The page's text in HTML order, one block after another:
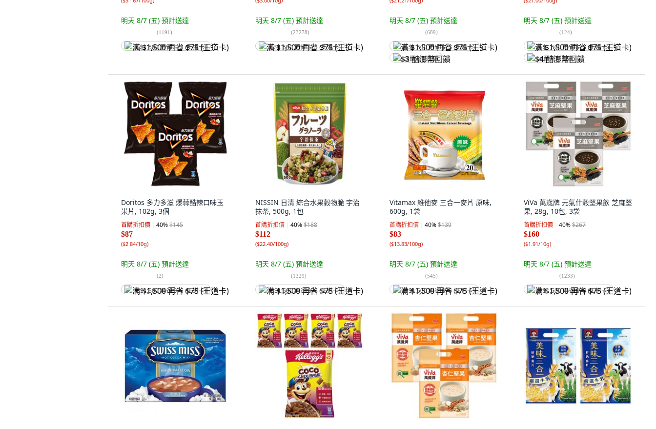
明天 8/7 (五) 預計送達
(1191)
满 $1,500 再省 $75 (王道卡)
明天 8/7 (五) 預計送達
(23278)
满 $1,500 再省 $75 (王道卡)
明天 8/7 (五) 預計送達
(689)
满 $1,500 再省 $75 (王道卡)
$3 酷澎幣回饋
明天 8/7 (五) 預計送達
(124)
满 $1,500 再省 $75 (王道卡)
$4 酷澎幣回饋
Doritos 多力多滋 爆蒜酷辣口味玉
米片, 102g, 3個
首購折扣價 40%$145
$87
($2.84/10g)
明天 8/7 (五) 預計送達
(2)
满 $1,500 再省 $75 (王道卡)
NISSIN 日清 綜合水果穀物脆 宇治
抹茶, 500g, 1包
首購折扣價 40%$188
$112
($22.40/100g)
明天 8/7 (五) 預計送達
(1329)
满 $1,500 再省 $75 (王道卡)
Vitamax 維他麥 三合一麥片 原味,
600g, 1袋
首購折扣價 40%$139
$83
($13.83/100g)
明天 8/7 (五) 預計送達
(545)
满 $1,500 再省 $75 (王道卡)
ViVa 萬歲牌 元氣什穀堅果飲 芝麻堅
果, 28g, 10包, 3袋
首購折扣價 40%$267
$160
($1.91/10g)
明天 8/7 (五) 預計送達
(1233)
满 $1,500 再省 $75 (王道卡)